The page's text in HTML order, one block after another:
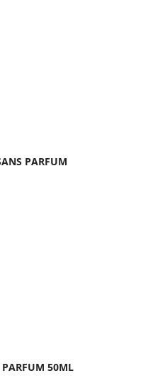
PARFUM
PARFUM 50ML